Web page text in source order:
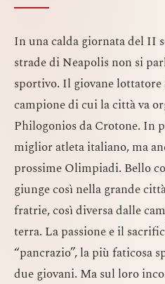
In una calda giornata del II
strade di Neapolis non si
sportivo. Il giovane lottatore
campione di cui la città va
Philogonios da Crotone. In
miglior atleta italiano, ma
prossime Olimpiadi. Bello
giunge così nella grande
fratrie, così diversa dalle
terra. La passione e il
“pancrazio”, la più faticosa
due giovani. Ma sul loro